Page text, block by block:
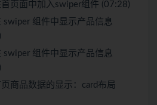
页面中加入swiper组件 (07:28)
swiper 组件中显示产品信息
swiper 组件中显示产品信息
商品数据的显示：card布局